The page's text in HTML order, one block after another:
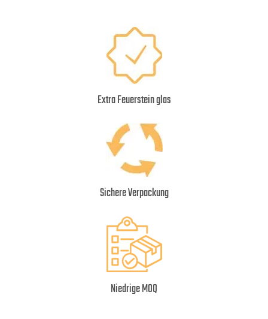
Extra Feuerstein glas
Sichere Verpackung
Niedrige MOQ